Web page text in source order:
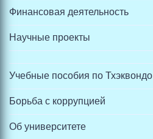
Финансовая деятельность
Научные проекты
Учебные пособия по Тхэквондо
Борьба с коррупцией
Об университете